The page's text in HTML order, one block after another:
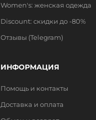
Women's: женская одежда
Discount: скидки до -80%
Отзывы (Telegram)
ИНФОРМАЦИЯ
Помощь и контакты
Доставка и оплата